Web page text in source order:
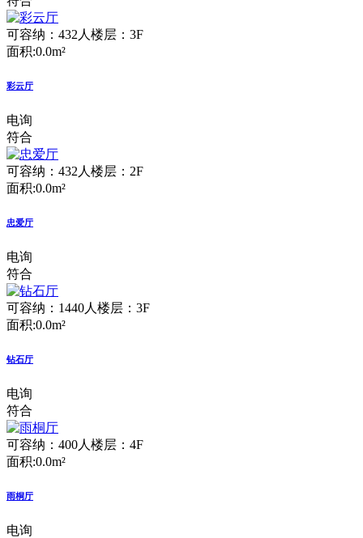
可容纳：432人 楼层：3F
面积:0.0m²
彩云厅
电询
符合
可容纳：432人 楼层：2F
面积:0.0m²
忠爱厅
电询
符合
可容纳：1440人 楼层：3F
面积:0.0m²
钻石厅
电询
符合
可容纳：400人 楼层：4F
面积:0.0m²
雨桐厅
电询